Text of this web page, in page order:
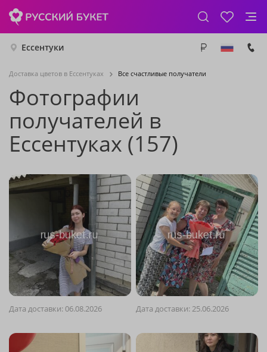
Ессентуки
Доставка цветов в Ессентуках Все счастливые получатели
Фотографии
получателей в
Ессентуках (157)
Дата доставки: 06.08.2026 Дата доставки: 25.06.2026